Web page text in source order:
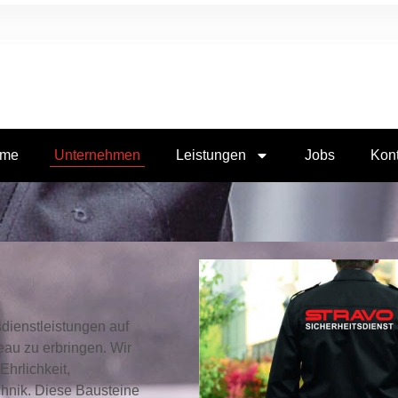
Unternehmen Leistungen Jobs
auf
zu erbringen. Wir
Diese Bausteine